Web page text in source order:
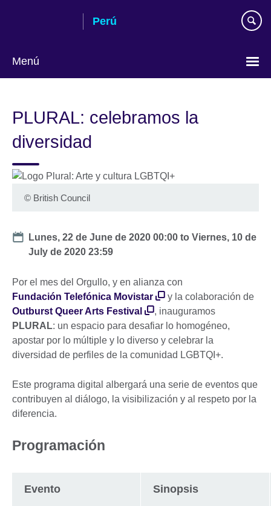
Perú
Menú
language
PLURAL: celebramos la
diversidad
© British Council
Date
Lunes, 22 de June de 2020 00:00 toViernes, 10 de
July de 2020 23:59
Por el mes del Orgullo, y en alianza con
Fundación Telefónica Movistar
y la colaboración de
Outburst Queer Arts Festival
, inauguramos
PLURAL: un espacio para desafiar lo homogéneo,
apostar por lo múltiple y lo diverso y celebrar la
diversidad de perfiles de la comunidad LGBTQI+.
Este programa digital albergará una serie de eventos que
contribuyen al diálogo, la visibilización y al respeto por la
diferencia.
Programación
Evento Sinopsis